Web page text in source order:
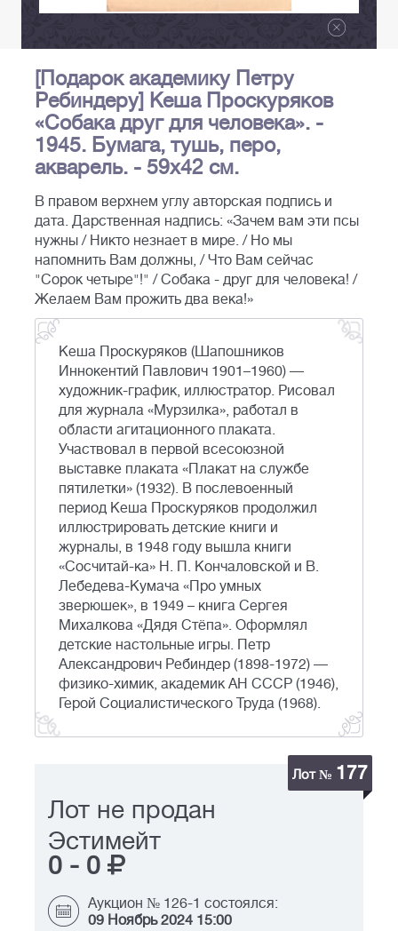
[Подарок академику Петру
Ребиндеру] Кеша Проскуряков
«Собака друг для человека». -
1945. Бумага, тушь, перо,
акварель. - 59х42 см.
В правом верхнем углу авторская подпись и
дата. Дарственная надпись: «Зачем вам эти псы
нужны / Никто незнает в мире. / Но мы
напомнить Вам должны, / Что Вам сейчас
"Сорок четыре"!" / Собака - друг для человека! /
Желаем Вам прожить два века!»
Кеша Проскуряков (Шапошников
Иннокентий Павлович 1901–1960) —
художник-график, иллюстратор. Рисовал
для журнала «Мурзилка», работал в
области агитационного плаката.
Участвовал в первой всесоюзной
выставке плаката «Плакат на службе
пятилетки» (1932). В послевоенный
период Кеша Проскуряков продолжил
иллюстрировать детские книги и
журналы, в 1948 году вышла книги
«Сосчитай-ка» Н. П. Кончаловской и В.
Лебедева-Кумача «Про умных
зверюшек», в 1949 – книга Сергея
Михалкова «Дядя Стёпа». Оформлял
детские настольные игры. Петр
Александрович Ребиндер (1898-1972) —
физико-химик, академик АН СССР (1946),
Герой Социалистического Труда (1968).
Лот № 177
Лот не продан
Эстимейт
0 - 0
Аукцион № 126-1 состоялся:
09 Ноябрь 2024 15:00